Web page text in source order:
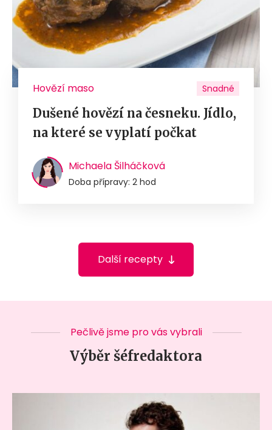
Hovězí maso Snadné
Dušené hovězí na česneku. Jídlo,
na které se vyplatí počkat
Michaela Šilháčková
Doba přípravy: 2 hod
Další recepty
Pečlivě jsme pro vás vybrali
Výběr šéfredaktora